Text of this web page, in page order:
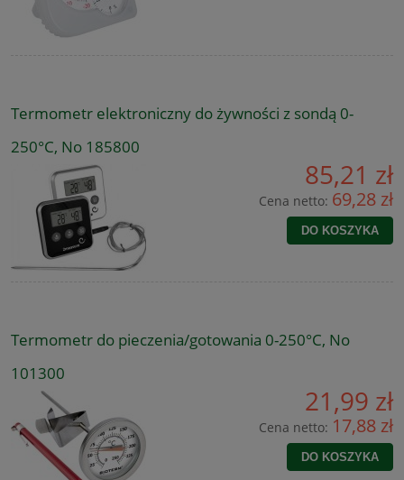
Termometr elektroniczny do żywności z sondą 0-
250°C, No 185800
85,21 zł
Cena netto: 69,28 zł
DO KOSZYKA
Termometr do pieczenia/gotowania 0-250°C, No
101300
21,99 zł
Cena netto: 17,88 zł
DO KOSZYKA